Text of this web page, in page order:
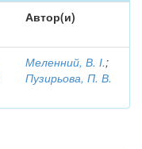
Автор(и)
Меленний, В. І.;
Пузирьова, П. В.